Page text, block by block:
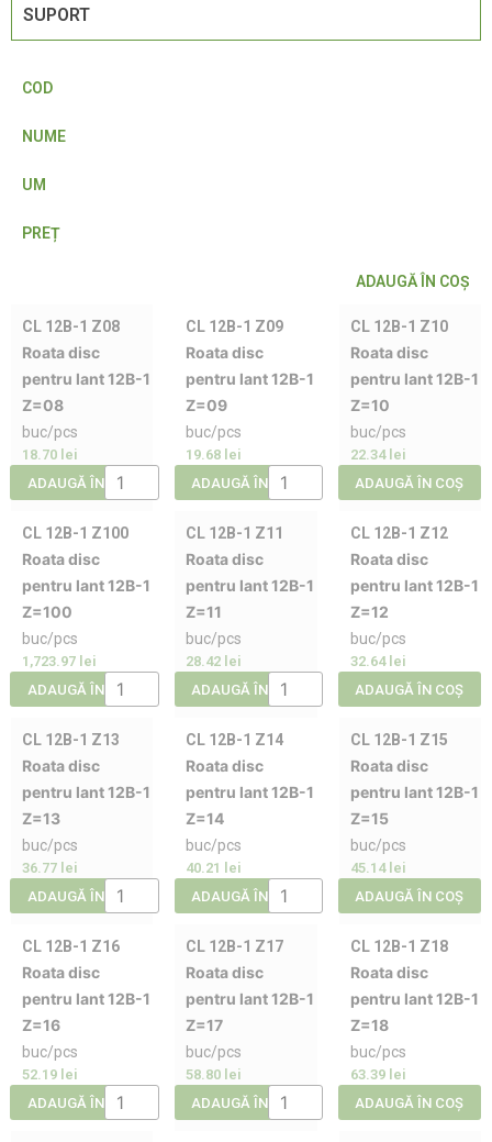
SUPORT
COD
NUME
UM
PREȚ
ADAUGĂ ÎN COŞ
CL 12B-1 Z08
Roata disc
pentru lant 12B-1
Z=08
buc/pcs
18.70 lei
ADAUGĂ ÎN COȘ
CL 12B-1 Z09
Roata disc
pentru lant 12B-1
Z=09
buc/pcs
19.68 lei
ADAUGĂ ÎN COȘ
CL 12B-1 Z10
Roata disc
pentru lant 12B-1
Z=10
buc/pcs
22.34 lei
ADAUGĂ ÎN COȘ
CL 12B-1 Z100
Roata disc
pentru lant 12B-1
Z=100
buc/pcs
1,723.97 lei
ADAUGĂ ÎN COȘ
CL 12B-1 Z11
Roata disc
pentru lant 12B-1
Z=11
buc/pcs
28.42 lei
ADAUGĂ ÎN COȘ
CL 12B-1 Z12
Roata disc
pentru lant 12B-1
Z=12
buc/pcs
32.64 lei
ADAUGĂ ÎN COȘ
CL 12B-1 Z13
Roata disc
pentru lant 12B-1
Z=13
buc/pcs
36.77 lei
ADAUGĂ ÎN COȘ
CL 12B-1 Z14
Roata disc
pentru lant 12B-1
Z=14
buc/pcs
40.21
lei
ADAUGĂ ÎN COȘ
CL 12B-1 Z15
Roata disc
pentru lant 12B-1
Z=15
buc/pcs
45.14 lei
ADAUGĂ ÎN COȘ
CL 12B-1 Z16
Roata disc
pentru lant 12B-1
Z=16
buc/pcs
52.19 lei
ADAUGĂ ÎN COȘ
CL 12B-1 Z17
Roata disc
pentru lant 12B-1
Z=17
buc/pcs
58.80 lei
ADAUGĂ ÎN COȘ
CL 12B-1 Z18
Roata disc
pentru lant 12B-1
Z=18
buc/pcs
63.39 lei
ADAUGĂ ÎN COȘ